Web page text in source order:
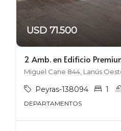
USD 71.500
2 Amb. en Edificio
Miguel Cane 844, Lanús
Peyras-138094 1
DEPARTAMENTOS